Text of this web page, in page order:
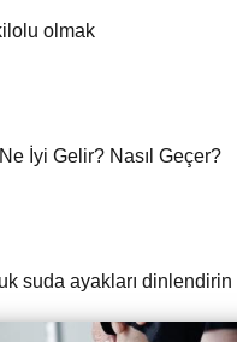
olmak
İyi Gelir? Nasıl Geçer?
suda ayakları dinlendirin